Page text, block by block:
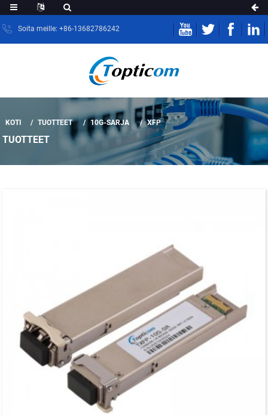
Soita meille: +86-13682786242
KOTI TUOTTEET 10G-SARJA XFP
TUOTTEET